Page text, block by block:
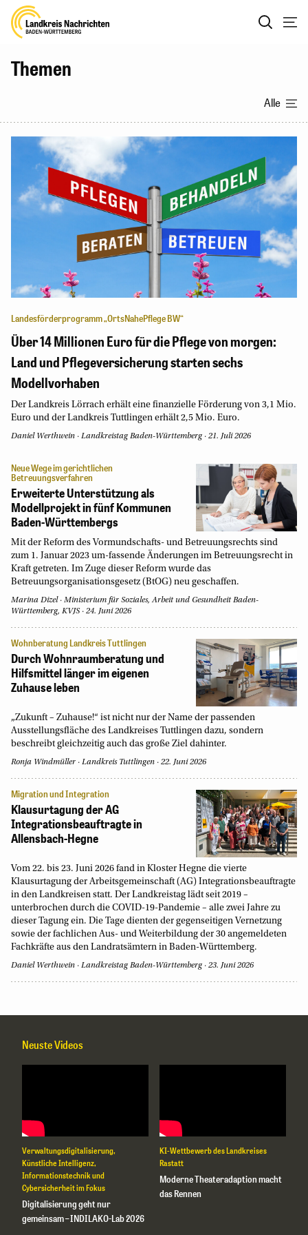
Themen
Alle
Landesförderprogramm „OrtsNahePflege BW“
Über 14 Millionen Euro für die Pflege von morgen:
Land und Pflegeversicherung starten sechs
Modellvorhaben
Der Landkreis Lörrach erhält eine finanzielle Förderung von 3,1 Mio.
Euro und der Landkreis Tuttlingen erhält 2,5 Mio. Euro.
Daniel Werthwein · Landkreistag Baden-Württemberg · 21. Juli 2026
Neue Wege im gerichtlichen
Betreuungsverfahren
Erweiterte Unterstützung als
Modellprojekt in fünf Kommunen
Baden-Württembergs
Mit der Reform des Vormundschafts- und Betreuungsrechts sind
zum 1. Januar 2023 um-fassende Änderungen im Betreuungsrecht in
Kraft getreten. Im Zuge dieser Reform wurde das
Betreuungsorganisationsgesetz (BtOG) neu geschaffen.
Marina Dizel
Ministerium für Soziales, Arbeit und Gesundheit Baden-
Württemberg, KVJS
24. Juni 2026
Wohnberatung Landkreis Tuttlingen
Durch Wohnraumberatung und
Hilfsmittel länger im eigenen
Zuhause leben
„Zukunft – Zuhause!“ ist nicht nur der Name der passenden
Ausstellungsfläche des Landkreises Tuttlingen dazu, sondern
beschreibt gleichzeitig auch das große Ziel dahinter.
Ronja Windmüller Landkreis Tuttlingen 22. Juni 2026
Migration und Integration
Klausurtagung der AG
Integrationsbeauftragte in
Allensbach-Hegne
Vom 22. bis 23. Juni 2026 fand in Kloster Hegne die vierte
Klausurtagung der Arbeitsgemeinschaft (AG) Integrationsbeauftragte
in den Landkreisen statt. Der Landkreistag lädt seit 2019 –
unterbrochen durch die COVID-19-Pandemie – alle zwei Jahre zu
dieser Tagung ein. Die Tage dienten der gegenseitigen Vernetzung
sowie der fachlichen Aus- und Weiterbildung der 30 angemeldeten
Fachkräfte aus den Landratsämtern in Baden-Württemberg.
Daniel Werthwein Landkreistag Baden-Württemberg 23. Juni 2026
Neuste Videos
Verwaltungsdigitalisierung,
Künstliche Intelligenz,
Informationstechnik und
Cybersicherheit im Fokus
Digitalisierung geht nur
gemeinsam – INDILAKO-Lab 2026
KI-Wettbewerb des Landkreises
Rastatt
Moderne Theateradaption macht
das Rennen